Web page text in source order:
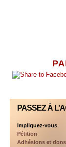
PASSEZ À
Impliquez-vous
Pétition
Adhésions et dons